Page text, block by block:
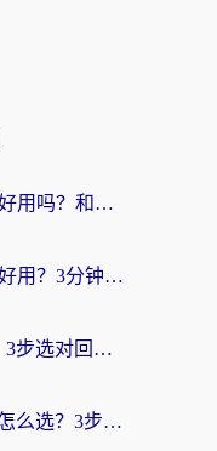
海外党必看：雷神手游VPN好用吗？和天速回国VPN对比哪个回国效果更好？附实用加速器选择指南
海外党必看：VPN哪个比较好用？3分钟找到适合你的回国加速方案
海外党必看：哪款vpn好用？3步选对回国加速器，无缝刷剧玩游戏
海外党必看：好用VPN App怎么选？3步教你无缝访问国内资源